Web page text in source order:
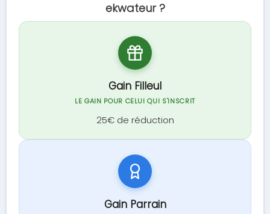
ekwateur ?
Gain Filleul
LE GAIN POUR CELUI QUI S'INSCRIT
25€ de réduction
Gain Parrain